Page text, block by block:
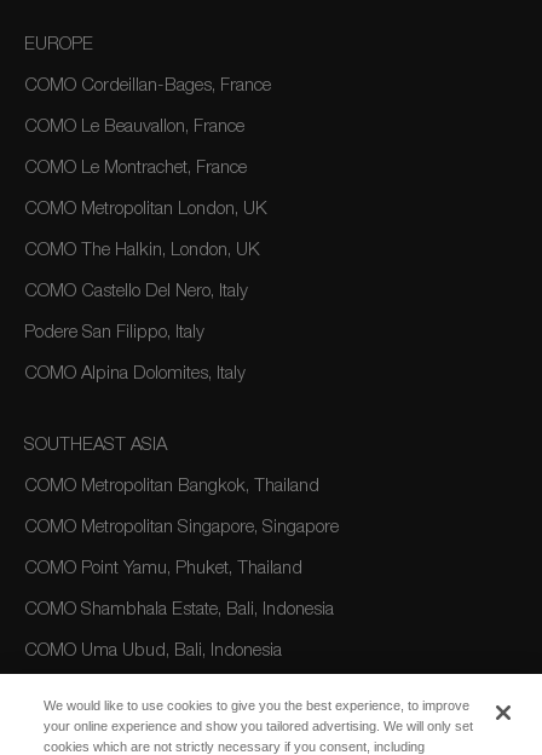
EUROPE
COMO Cordeillan-Bages, France
COMO Le Beauvallon, France
COMO Le Montrachet, France
COMO Metropolitan London, UK
COMO The Halkin, London, UK
COMO Castello Del Nero, Italy
Podere San Filippo, Italy
COMO Alpina Dolomites, Italy
SOUTHEAST ASIA
COMO Metropolitan Bangkok, Thailand
COMO Metropolitan Singapore, Singapore
COMO Point Yamu, Phuket, Thailand
COMO Shambhala Estate, Bali, Indonesia
COMO Uma Ubud, Bali, Indonesia
We would like to use cookies to give you the best experience, to improve
your online experience and show you tailored advertising. We will only set
cookies which are not strictly necessary if you consent, including